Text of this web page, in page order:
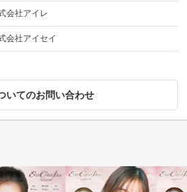
会社アイレ
会社アイセイ
いてのお問い合わせ